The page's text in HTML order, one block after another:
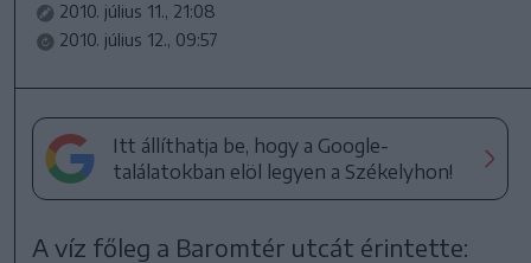
2010. július 11., 21:08
2010. július 12., 09:57
Itt állíthatja be, hogy a Google-
találatokban elöl legyen a Székelyhon!
A víz főleg a Baromtér utcát érintette: